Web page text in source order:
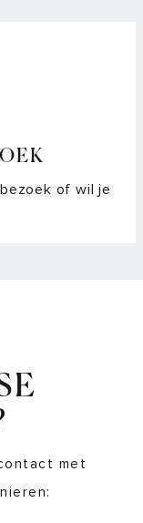
of wil je
met